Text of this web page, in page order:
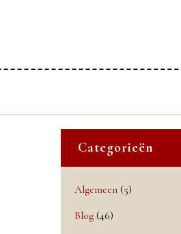
Categorieën
Algemeen (5)
Blog (46)